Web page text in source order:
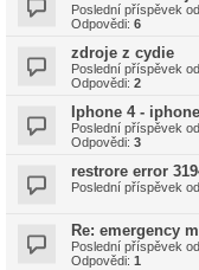
Poslední příspěvek od
Odpovědi: 6
zdroje z cydie
Poslední příspěvek od
Odpovědi: 2
Iphone 4 -
Poslední příspěvek od
Odpovědi: 3
restrore error
Poslední příspěvek od
Re: emergency
Poslední příspěvek od
Odpovědi: 1